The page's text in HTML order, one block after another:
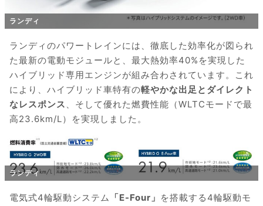
ランディ
ランディのパワートレインには、徹底した効率化が図られ
た最新の電動モジュールと、最大熱効率40%を実現した
ハイブリッド専用エンジンが組み合わされています。これ
により、ハイブリッド車特有の軽やかな出足とダイレクト
なレスポンス 、そして優れた燃費性能（WLTCモードで最
高23.6km/L）を実現しました。
ランディ
電気式4輪駆動システム 「E-Four」 を搭載する4輪駆動モ